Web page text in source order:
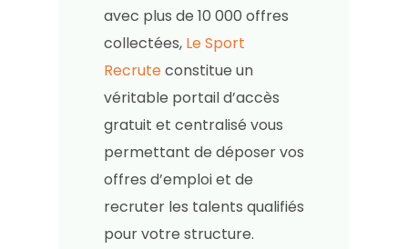
avec plus de 10 000 offres
collectées, Le Sport
Recruteconstitue un
véritable portail d’accès
gratuit et centralisé vous
permettant de déposer vos
offres d’emploi et de
recruter les talents qualifiés
pour votre structure.